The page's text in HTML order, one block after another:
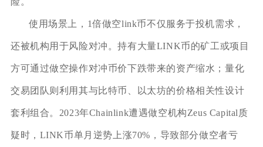
使用场景上，1倍做空link币不仅服务于投机需求，
还被机构用于风险对冲。持有大量LINK币的矿工或项目
方可通过做空操作对冲币价下跌带来的资产缩水；量化
交易团队则利用其与比特币、以太坊的价格相关性设计
套利组合。2023年Chainlink遭遇做空机构Zeus Capital质
疑时，LINK币单月逆势上涨70%，导致部分做空者亏